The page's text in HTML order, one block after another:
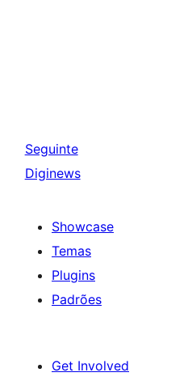
Seguinte
Diginews
Showcase
Temas
Plugins
Padrões
Get Involved